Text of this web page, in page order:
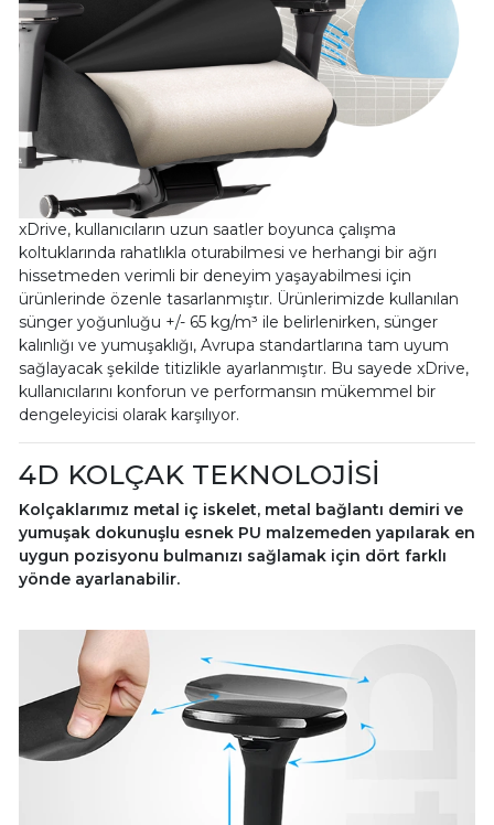
xDrive, kullanıcıların uzun saatler boyunca çalışma
koltuklarında rahatlıkla oturabilmesi ve herhangi bir ağrı
hissetmeden verimli bir deneyim yaşayabilmesi için
ürünlerinde özenle tasarlanmıştır. Ürünlerimizde kullanılan
sünger yoğunluğu +/- 65 kg/m³ ile belirlenirken, sünger
kalınlığı ve yumuşaklığı, Avrupa standartlarına tam uyum
sağlayacak şekilde titizlikle ayarlanmıştır. Bu sayede xDrive,
kullanıcılarını konforun ve performansın mükemmel bir
dengeleyicisi olarak karşılıyor.
4D KOLÇAK TEKNOLOJİSİ
Kolçaklarımız metal iç iskelet, metal bağlantı demiri ve
yumuşak dokunuşlu esnek PU malzemeden yapılarak en
uygun pozisyonu bulmanızı sağlamak için dört farklı
yönde ayarlanabilir.